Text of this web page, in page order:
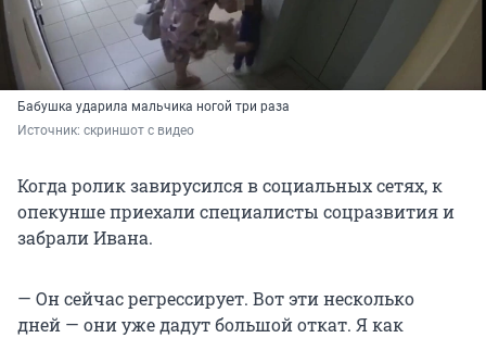
Бабушка ударила мальчика ногой три раза
Источник: скриншот с видео
Когда ролик завирусился в социальных сетях, к
опекунше приехали специалисты соцразвития и
забрали Ивана.
— Он сейчас регрессирует. Вот эти несколько
дней — они уже дадут большой откат. Я как